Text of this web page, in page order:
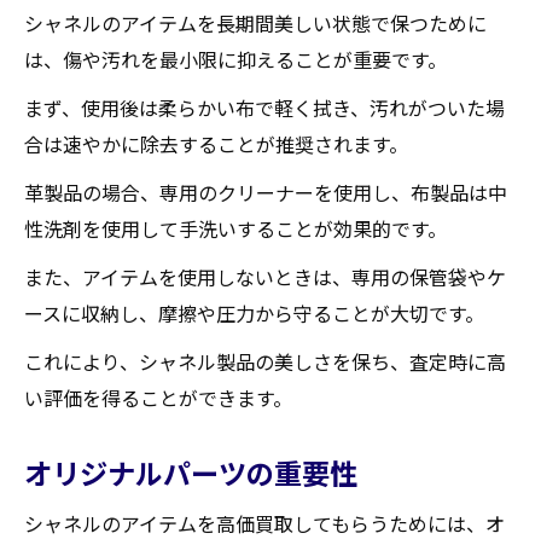
シャネルのアイテムを長期間美しい状態で保つために
は、傷や汚れを最小限に抑えることが重要です。
まず、使用後は柔らかい布で軽く拭き、汚れがついた場
合は速やかに除去することが推奨されます。
革製品の場合、専用のクリーナーを使用し、布製品は中
性洗剤を使用して手洗いすることが効果的です。
また、アイテムを使用しないときは、専用の保管袋やケ
ースに収納し、摩擦や圧力から守ることが大切です。
これにより、シャネル製品の美しさを保ち、査定時に高
い評価を得ることができます。
オリジナルパーツの重要性
シャネルのアイテムを高価買取してもらうためには、オ